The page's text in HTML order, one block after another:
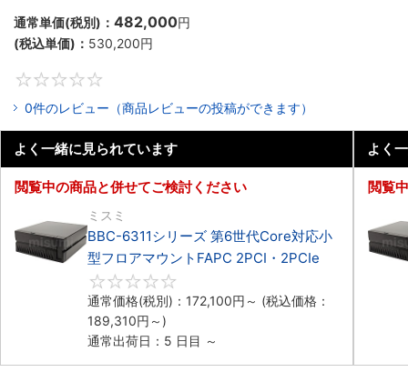
通常単価(税別)： 482,000円
(税込単価)： 530,200円
0件のレビュー（商品レビューの投稿ができます）
よく一緒に見られています
閲覧中の商品と併せてご検討ください
ミスミ
BBC-6311シリーズ 第6世代Core対応小
型フロアマウントFAPC 2PCI・2PCIe
通常価格(税別)： 172,100円 ～ (税込価格：
189,310円 ～)
通常出荷日：5 日目 ～
よく
閲覧